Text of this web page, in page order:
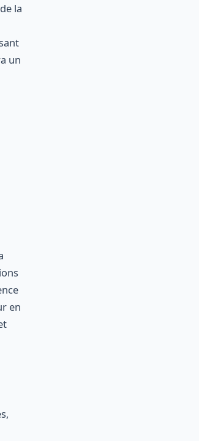
la
un
en